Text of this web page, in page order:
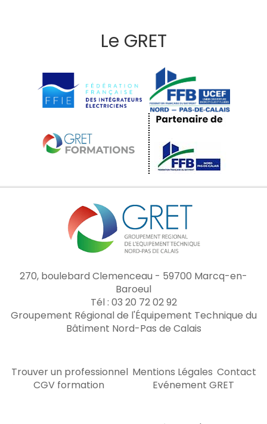
Le GRET
270, boulebard Clemenceau - 59700 Marcq-en-
Baroeul
Tél : 03 20 72 02 92
Groupement Régional de l'Équipement Technique du
Bâtiment Nord-Pas de Calais
Trouver un professionnel Mentions Légales Contact
CGV formation
Evénement GRET